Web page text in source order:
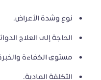
نوع وشدة الأعراض.
الحاجة إلى العلاج
مستوى الكفاءة
التكلفة المادية.